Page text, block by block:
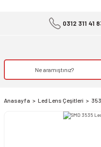
0312 311 41
Anasayfa Led Lens Çeşitleri